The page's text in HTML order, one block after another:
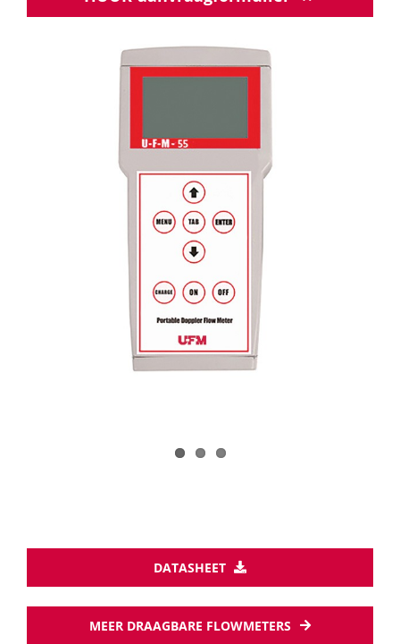
DATASHEET
MEER DRAAGBARE FLOWMETERS